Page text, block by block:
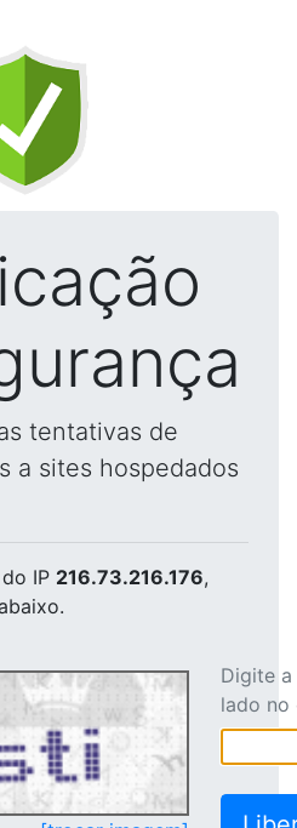
tentativas de
a sites hospedados
do IP 216.73.216.176,
Digite
lado no